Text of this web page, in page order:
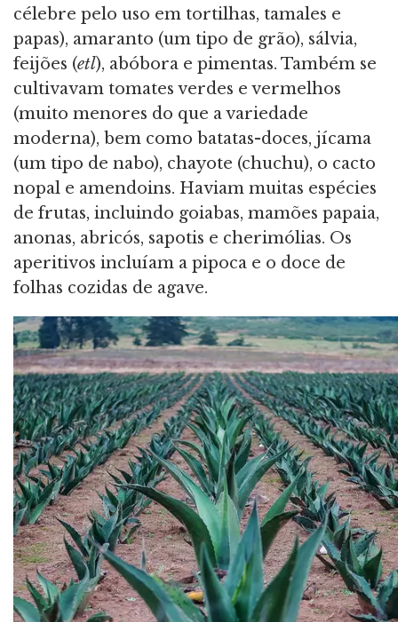
célebre pelo uso em tortilhas, tamales e
papas), amaranto (um tipo de grão), sálvia,
feijões (etl), abóbora e pimentas. Também se
cultivavam tomates verdes e vermelhos
(muito menores do que a variedade
moderna), bem como batatas-doces, jícama
(um tipo de nabo), chayote (chuchu), o cacto
nopal e amendoins. Haviam muitas espécies
de frutas, incluindo goiabas, mamões papaia,
anonas, abricós, sapotis e cherimólias. Os
aperitivos incluíam a pipoca e o doce de
folhas cozidas de agave.